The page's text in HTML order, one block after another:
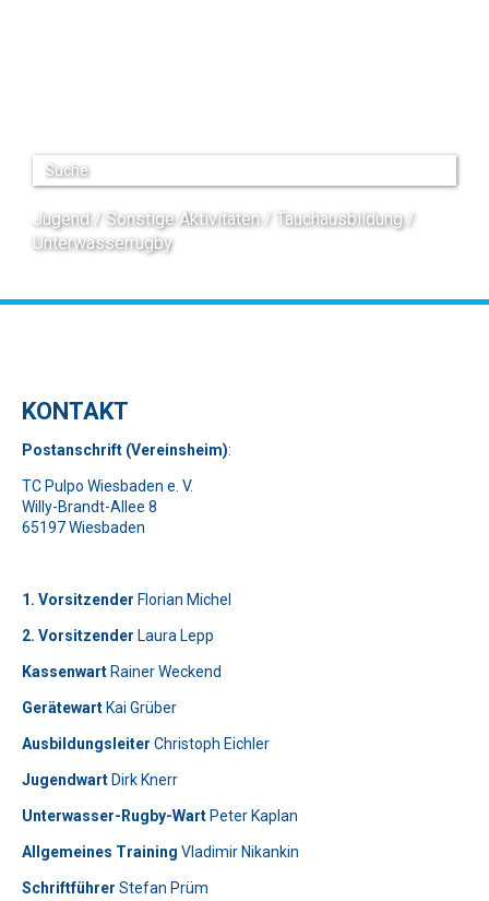
Jugend Sonstige Aktivitäten
Tauchausbildung
Unterwasserrugby
KONTAKT
Postanschrift (Vereinsheim):
TC Pulpo Wiesbaden e. V.
Willy-Brandt-Allee 8
65197 Wiesbaden
1. Vorsitzender Florian Michel
2. Vorsitzender Laura Lepp
Bitte lasse dieses Feld leer.
KassenwartRainer Weckend
GerätewartKai Grüber
Telefon: 0179-5300111
Ausbildungsleiter Christoph Eichler
JugendwartDirk Knerr
Unterwasser-Rugby-WartPeter Kaplan
Allgemeines Training Vladimir Nikankin
Schriftführer Stefan Prüm